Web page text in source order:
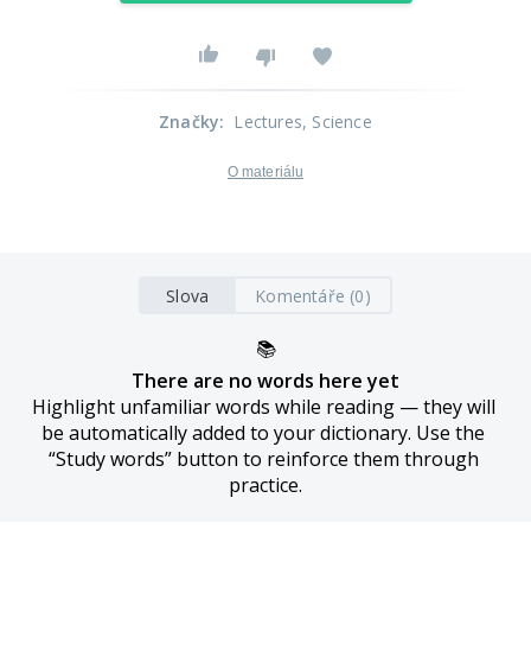
Značky: Lectures, Science
O materiálu
Slova Komentáře (0)
📚
There are no words here yet
Highlight unfamiliar words while reading — they will
be automatically added to your dictionary. Use the
“Study words” button to reinforce them through
practice.